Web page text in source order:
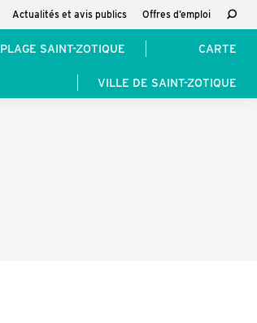
Actualités et avis publics Offres d’emploi
:
PLAGE SAINT-ZOTIQUE CARTE
VILLE DE SAINT-ZOTIQUE